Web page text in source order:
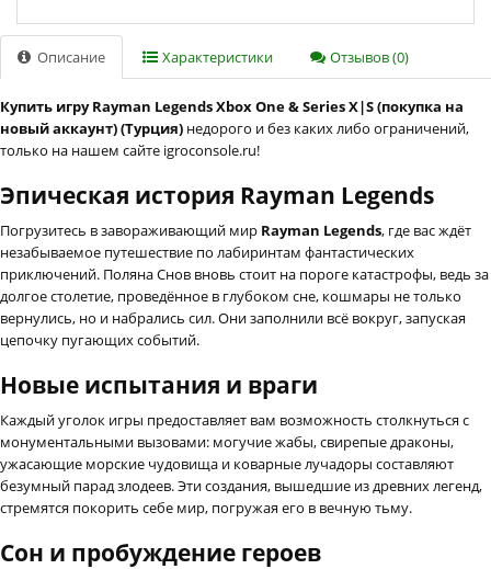
Описание Характеристики Отзывов (0)
Купить игру Rayman Legends Xbox One & Series X|S (покупка на
новый аккаунт) (Турция) недорого и без каких либо ограничений,
только на нашем сайте igroconsole.ru!
Эпическая история Rayman Legends
Погрузитесь в завораживающий мир Rayman Legends, где вас ждёт
незабываемое путешествие по лабиринтам фантастических
приключений. Поляна Снов вновь стоит на пороге катастрофы, ведь за
долгое столетие, проведённое в глубоком сне, кошмары не только
вернулись, но и набрались сил. Они заполнили всё вокруг, запуская
цепочку пугающих событий.
Новые испытания и враги
Каждый уголок игры предоставляет вам возможность столкнуться с
монументальными вызовами: могучие жабы, свирепые драконы,
ужасающие морские чудовища и коварные лучадоры составляют
безумный парад злодеев. Эти создания, вышедшие из древних легенд,
стремятся покорить себе мир, погружая его в вечную тьму.
Сон и пробуждение героев